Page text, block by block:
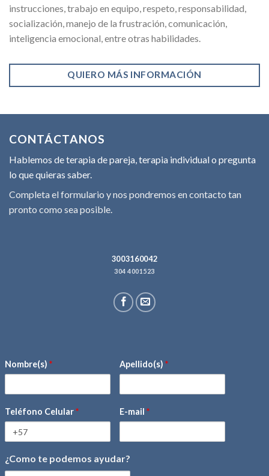
instrucciones, trabajo en equipo, respeto, responsabilidad,
socialización, manejo de la frustración, comunicación,
inteligencia emocional, entre otras habilidades.
QUIERO MÁS INFORMACIÓN
CONTÁCTANOS
Hablemos de terapia de pareja, terapia individual o pregunta
lo que quieras saber.
Completa el formulario y nos pondremos en contacto tan
pronto como sea posible.
3003160042
304 4001523
Nombre(s) * Apellido(s) *
Teléfono Celular* E-mail *
¿Como te podemos ayudar?